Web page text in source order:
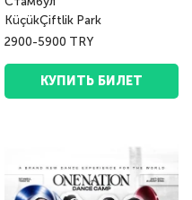
KüçükÇiftlik Park
2900-5900 TRY
КУПИТЬ БИЛЕТ